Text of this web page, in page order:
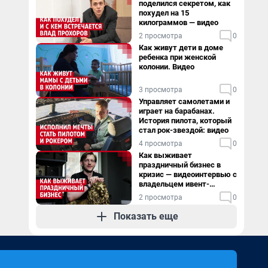
поделился секретом, как
похудел на 15
килограммов — видео
2 просмотра 0
Как живут дети в доме
ребенка при женской
колонии. Видео
3 просмотра 0
Управляет самолетами и
играет на барабанах.
История пилота, который
стал рок-звездой: видео
4 просмотра 0
Как выживает
праздничный бизнес в
кризис — видеоинтервью с
владельцем ивент-
агентства
2 просмотра 0
Показать еще